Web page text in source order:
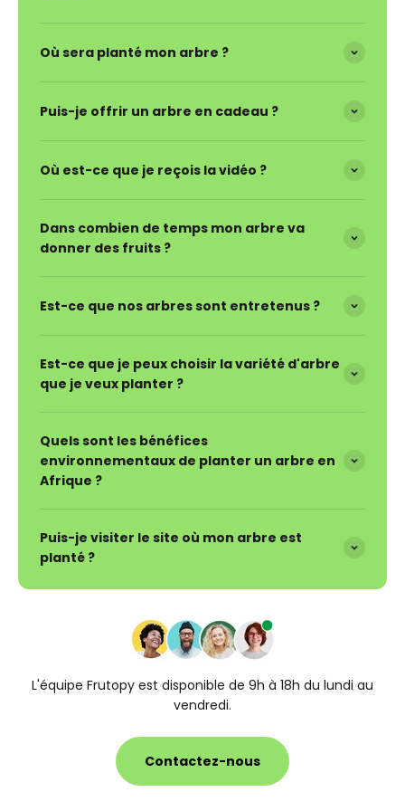
Où sera planté mon arbre ?
Puis-je offrir un arbre en cadeau ?
Où est-ce que je reçois la vidéo ?
Dans combien de temps mon arbre va
donner des fruits ?
Est-ce que nos arbres sont entretenus ?
Est-ce que je peux choisir la variété d'arbre
que je veux planter ?
Quels sont les bénéfices
environnementaux de planter un arbre en
Afrique ?
Puis-je visiter le site où mon arbre est
planté ?
L'équipe Frutopy est disponible de 9h à 18h du lundi au
vendredi.
Contactez-nous